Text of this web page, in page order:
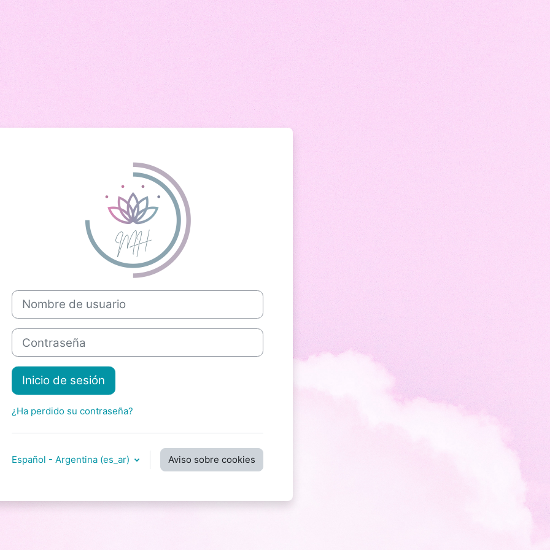
Iniciar sesión en Marian Holística
Nombre de usuario
Contraseña
Inicio de sesión
¿Ha perdido su contraseña?
Español - Argentina ‎(es_ar)‎ Aviso sobre cookies